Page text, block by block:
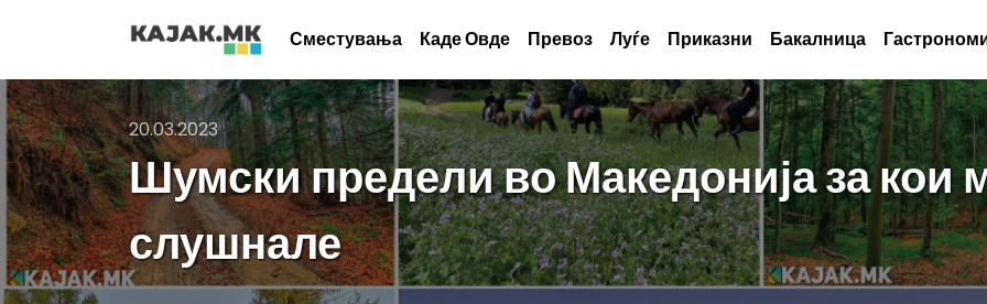
Сместувања Каде Овде Превоз Луѓе Приказни Бакалница
20.03.2023
Шумски предели во Македонија за кои
слушнале